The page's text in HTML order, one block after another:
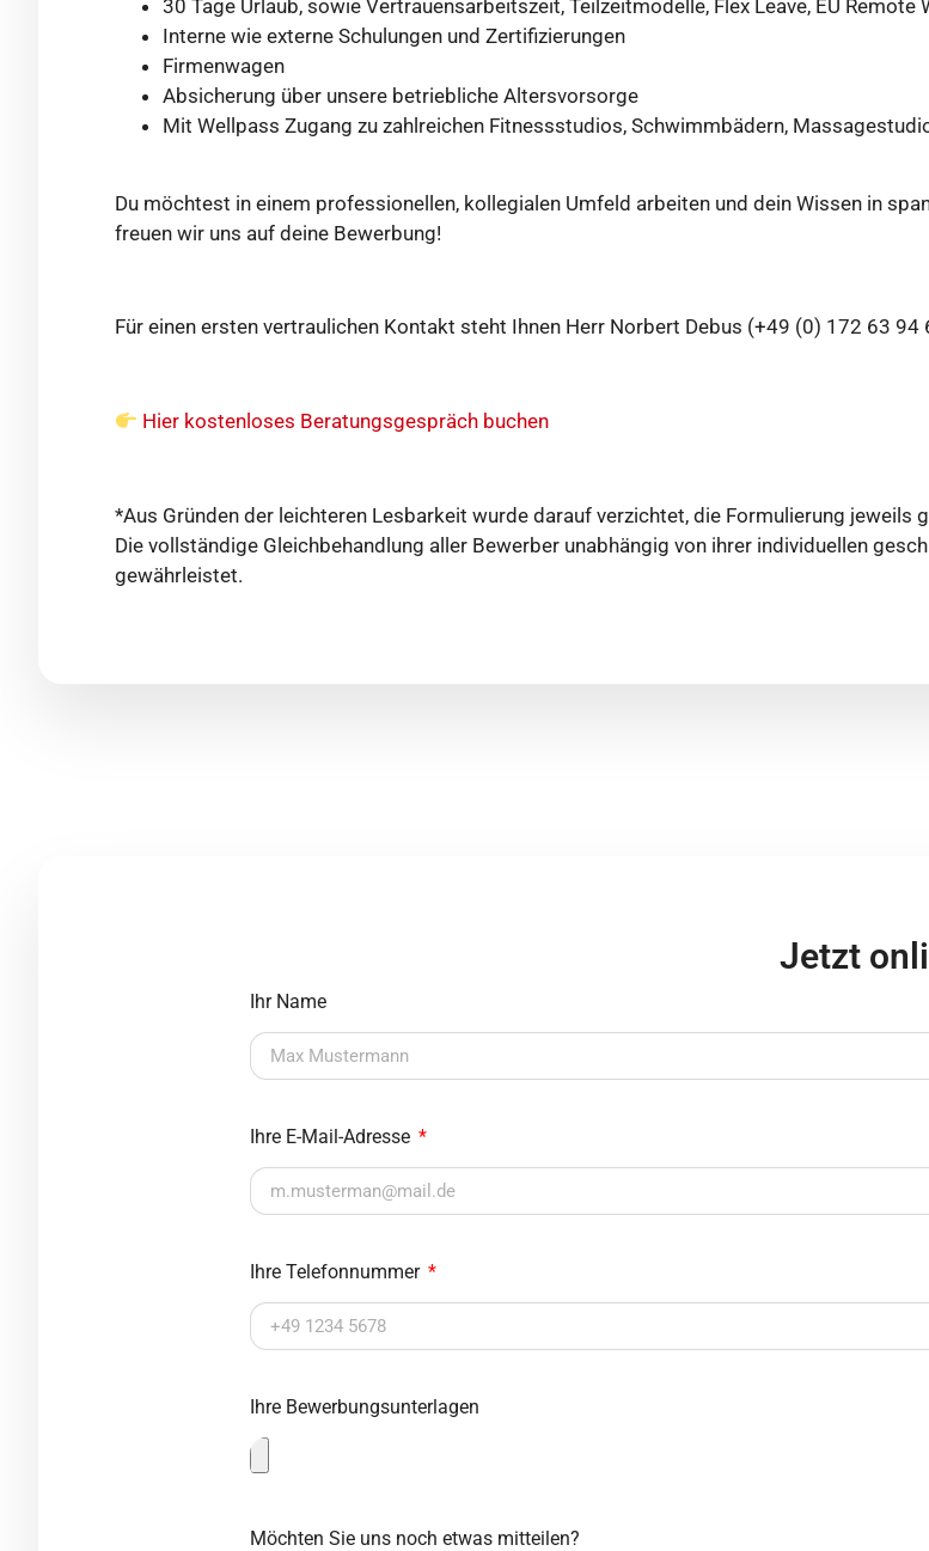
30 Tage Urlaub, sowie Vertrauensarbeitszeit, Teilzeitmodelle, Flex Leave, EU Remote
Interne wie externe Schulungen und Zertifizierungen
Firmenwagen
Absicherung über unsere betriebliche Altersvorsorge
Mit Wellpass Zugang zu zahlreichen Fitnessstudios, Schwimmbädern,
Du möchtest in einem professionellen, kollegialen Umfeld arbeiten und dein Wissen in
freuen wir uns auf deine Bewerbung!
Für einen ersten vertraulichen Kontakt steht Ihnen Herr Norbert Debus (+49 (0) 172 63 94
Hier kostenloses Beratungsgespräch buchen
*Aus Gründen der leichteren Lesbarkeit wurde darauf verzichtet, die Formulierung jeweils
Die vollständige Gleichbehandlung aller Bewerber unabhängig von ihrer individuellen
gewährleistet.
Jetzt
Ihr Name
Ihre E-Mail-Adresse
Ihre Telefonnummer
Ihre Bewerbungsunterlagen
Möchten Sie uns noch etwas mitteilen?